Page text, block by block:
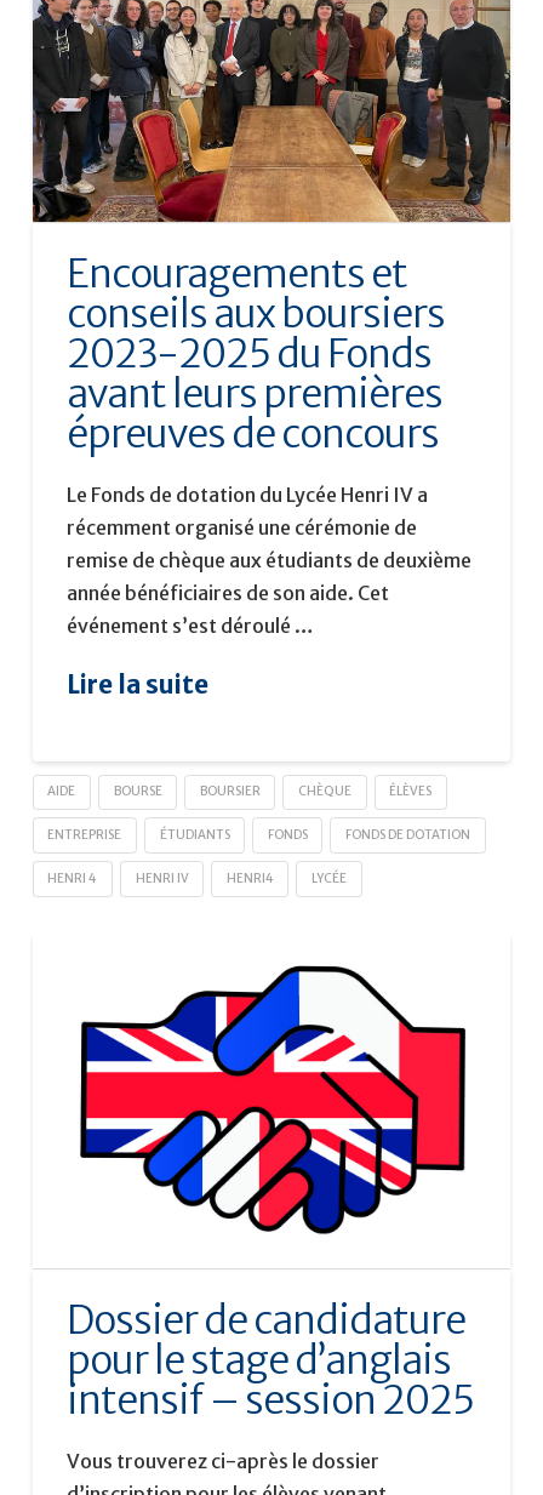
Encouragements et
conseils aux boursiers
2023-2025 du Fonds
avant leurs premières
épreuves de concours
Le Fonds de dotation du Lycée Henri IV a
récemment organisé une cérémonie de
remise de chèque aux étudiants de deuxième
année bénéficiaires de son aide. Cet
événement s’est déroulé …
Lire la suite
AIDE BOURSE BOURSIER CHÈQUE ÉLÈVES
ENTREPRISE ÉTUDIANTS FONDS FONDS DE DOTATION
HENRI 4 HENRI IV HENRI4 LYCÉE
Dossier de candidature
pour le stage d’anglais
intensif – session 2025
Vous trouverez ci-après le dossier